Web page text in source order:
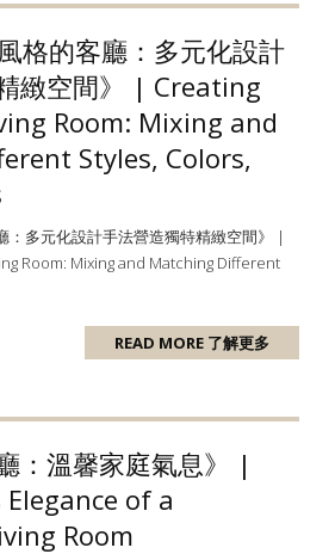
格的客廳：多元化設計
緻空間》 | Creating
Room: Mixing and
Styles, Colors,
：多元化設計手法營造獨特精緻空間》 |
Room: Mixing and Matching Different
READ MORE 了解更多
：溫馨家庭氣息》 |
of a
Room